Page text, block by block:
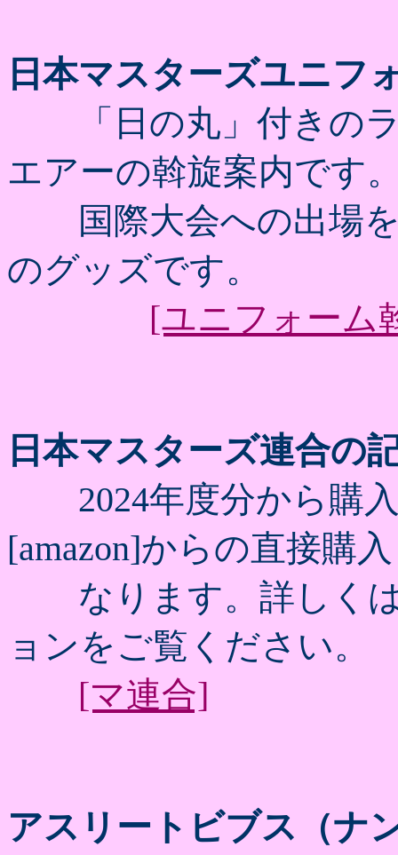
日本マスターズユニフ
「日の丸」付きのラ
エアーの斡旋案内です
国際大会への出場を
のグッズです。
[ユニフォーム
日本マスターズ連合の
2024年度分から購入
[amazon]からの直接購
なります。詳しくは
ョンをご覧ください。
[マ連合]
アスリートビブス（ナ